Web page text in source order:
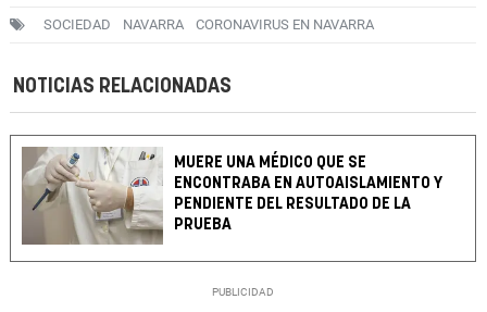
SOCIEDAD NAVARRA CORONAVIRUS EN NAVARRA
NOTICIAS RELACIONADAS
MUERE UNA MÉDICO QUE SE
ENCONTRABA EN AUTOAISLAMIENTO Y
PENDIENTE DEL RESULTADO DE LA
PRUEBA